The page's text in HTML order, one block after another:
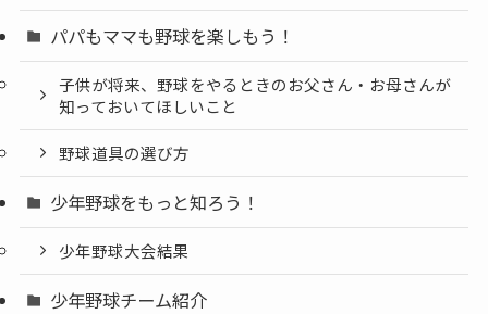
パパもママも野球を楽しもう！
子供が将来、野球をやるときのお父さん・お母さんが
知っておいてほしいこと
野球道具の選び方
少年野球をもっと知ろう！
少年野球大会結果
少年野球チーム紹介